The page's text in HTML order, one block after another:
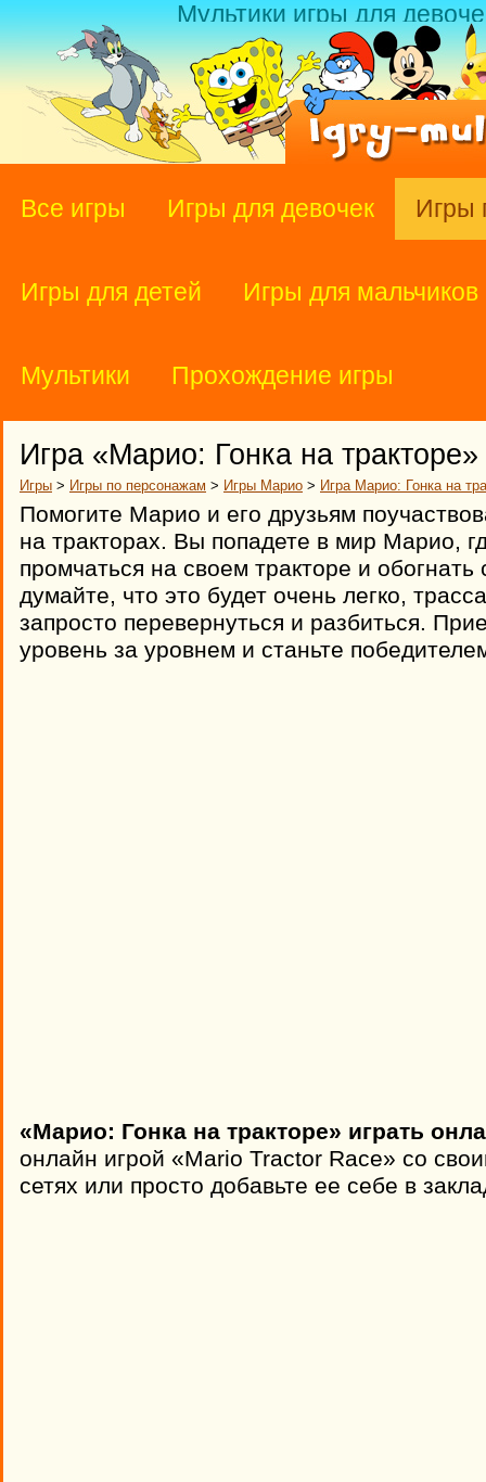
Мультики игры для
Все игры Игры для девочек Игры
Игры для детей Игры для мальчиков
Мультики Прохождение игры
Игра «Марио: Гонка на тракторе»
Игры > Игры по персонажам > Игры Марио > Игра Марио: Гонка на
Помогите Марио и его друзьям
на тракторах. Вы попадете в мир Марио,
промчаться на своем тракторе и обогнать
думайте, что это будет очень легко,
запросто перевернуться и разбиться.
уровень за уровнем и станьте
«Марио: Гонка на тракторе» играть
онлайн игрой «Mario Tractor Race» со
сетях или просто добавьте ее себе в